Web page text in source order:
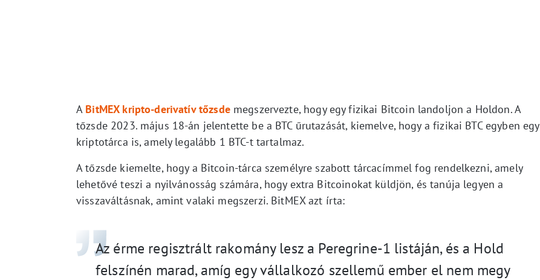
A BitMEX kripto-derivatív tőzsdemegszervezte, hogy egy fizikai Bitcoin landoljon a Holdon. A
tőzsde 2023. május 18-án jelentette be a BTC űrutazását, kiemelve, hogy a fizikai BTC egyben egy
kriptotárca is, amely legalább 1 BTC-t tartalmaz.
A tőzsde kiemelte, hogy a Bitcoin-tárca személyre szabott tárcacímmel fog rendelkezni, amely
lehetővé teszi a nyilvánosság számára, hogy extra Bitcoinokat küldjön, és tanúja legyen a
visszaváltásnak, amint valaki megszerzi. BitMEX azt írta:
Az érme regisztrált rakomány lesz a Peregrine-1 listáján, és a Hold
felszínén marad, amíg egy vállalkozó szellemű ember el nem megy